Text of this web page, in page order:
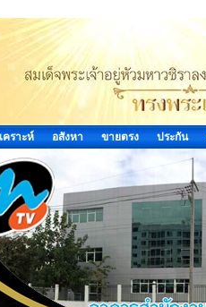
คราะห์ อสังหา ขายตรง ประกัน